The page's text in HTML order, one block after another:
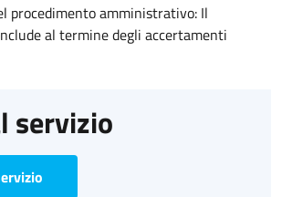
procedimento amministrativo: Il
al termine degli accertamenti
servizio